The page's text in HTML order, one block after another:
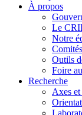
À propos
Le
Notre
Outils
Foire
Recherche
Axes et